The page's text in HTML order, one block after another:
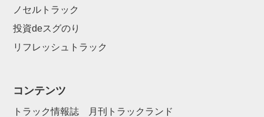
ノセルトラック
投資deスグのり
リフレッシュトラック
コンテンツ
トラック情報誌 月刊トラックランド